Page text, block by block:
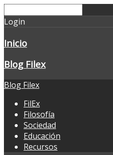
Login
Inicio
Blog Filex
Blog Filex
FilEx
Filosofía
Sociedad
Educación
Recursos